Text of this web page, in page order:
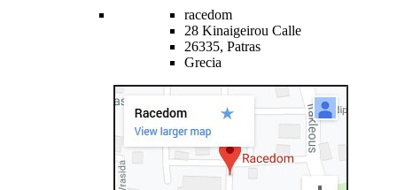
racedom
28 Kinaigeirou Calle
26335, Patras
Grecia